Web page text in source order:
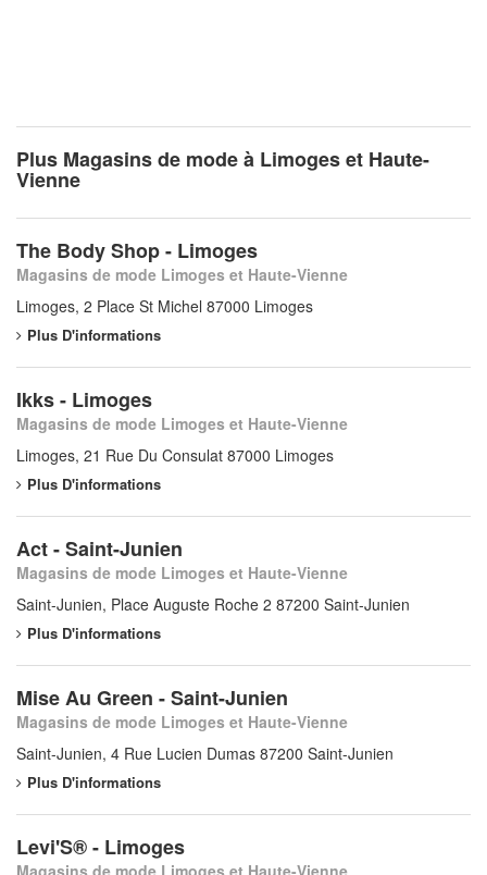
Plus Magasins de mode à Limoges et Haute-
Vienne
The Body Shop - Limoges
Magasins de mode Limoges et Haute-Vienne
Limoges, 2 Place St Michel 87000 Limoges
Plus D'informations
Ikks - Limoges
Magasins de mode Limoges et Haute-Vienne
Limoges, 21 Rue Du Consulat 87000 Limoges
Plus D'informations
Act - Saint-Junien
Magasins de mode Limoges et Haute-Vienne
Saint-Junien, Place Auguste Roche 2 87200 Saint-Junien
Plus D'informations
Mise Au Green - Saint-Junien
Magasins de mode Limoges et Haute-Vienne
Saint-Junien, 4 Rue Lucien Dumas 87200 Saint-Junien
Plus D'informations
Levi'S® - Limoges
Magasins de mode Limoges et Haute-Vienne